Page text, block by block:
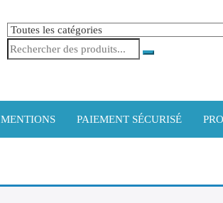
MENTIONS PAIEMENT SÉCURISÉ